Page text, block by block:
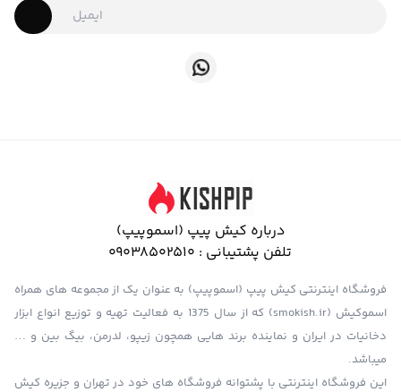
درباره کیش پیپ (اسموپیپ)
تلفن پشتیبانی : 09038502510
فروشگاه اینترنتی کیش پیپ (اسموپیپ) به عنوان یک از مجموعه های همراه
اسموکیش (smokish.ir) که از سال 1375 به فعالیت تهیه و توزیع انواع ابزار
دخانیات در ایران و نماینده برند هایی همچون زیپو، لدرمن، بیگ بین و …
میباشد.
این فروشگاه اینترنتی با پشتوانه فروشگاه های خود در تهران و جزیره کیش